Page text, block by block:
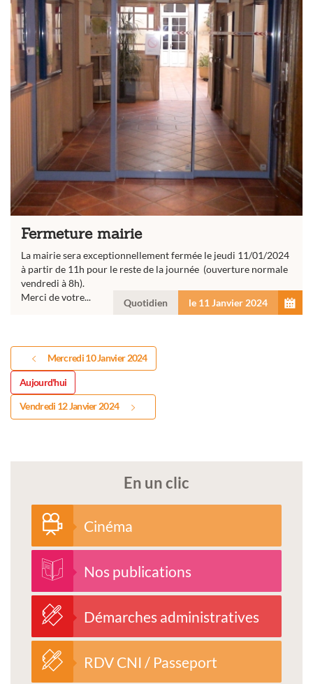
Fermeture mairie
La mairie sera exceptionnellement fermée le jeudi 11/01/2024
à partir de 11h pour le reste de la journée (ouverture normale
vendredi à 8h).
Merci de votre...
Quotidien le 11 Janvier 2024
Mercredi 10 Janvier 2024
Aujourd'hui
Vendredi 12 Janvier 2024
En un clic
Cinéma
Nos publications
Démarches administratives
RDV CNI / Passeport